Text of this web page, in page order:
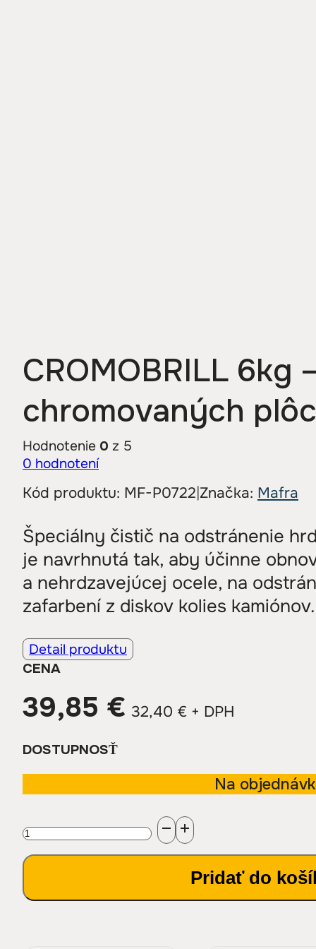
CROMOBRILL 6kg
chromovaných
Hodnotenie 0 z 5
0 hodnotení
Kód produktu: MF-P0722|Značka: Mafra
Špeciálny čistič na odstránenie
je navrhnutá tak, aby účinne
a nehrdzavejúcej ocele, na
zafarbení z diskov kolies kamiónov.
Detail produktu
CENA
39,85 € 32,40 € + DPH
DOSTUPNOSŤ
Na
množstvo
CROMOBRILL
-
Pridať do